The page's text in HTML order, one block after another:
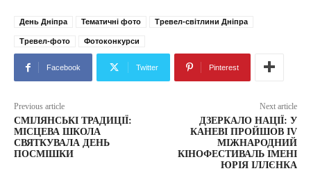
День Дніпра Тематичні фото Тревел-світлини Дніпра
Тревел-фото Фотоконкурси
Facebook Twitter Pinterest
Previous article
СМІЛЯНСЬКІ ТРАДИЦІЇ:
МІСЦЕВА ШКОЛА
СВЯТКУВАЛА ДЕНЬ
ПОСМІШКИ
Next article
ДЗЕРКАЛО НАЦІЇ: У
КАНЕВІ ПРОЙШОВ IV
МІЖНАРОДНИЙ
КІНОФЕСТИВАЛЬ ІМЕНІ
ЮРІЯ ІЛЛЄНКА